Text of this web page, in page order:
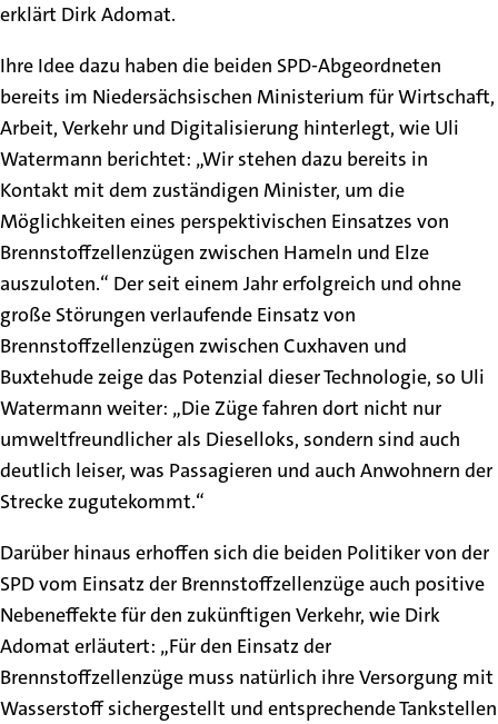
erklärt Dirk Adomat.
Ihre Idee dazu haben die beiden SPD-Abgeordneten
bereits im Niedersächsischen Ministerium für Wirtschaft,
Arbeit, Verkehr und Digitalisierung hinterlegt, wie Uli
Watermann berichtet: „Wir stehen dazu bereits in
Kontakt mit dem zuständigen Minister, um die
Möglichkeiten eines perspektivischen Einsatzes von
Brennstoffzellenzügen zwischen Hameln und Elze
auszuloten.“ Der seit einem Jahr erfolgreich und ohne
große Störungen verlaufende Einsatz von
Brennstoffzellenzügen zwischen Cuxhaven und
Buxtehude zeige das Potenzial dieser Technologie, so Uli
Watermann weiter: „Die Züge fahren dort nicht nur
umweltfreundlicher als Dieselloks, sondern sind auch
deutlich leiser, was Passagieren und auch Anwohnern der
Strecke zugutekommt.“
Darüber hinaus erhoffen sich die beiden Politiker von der
SPD vom Einsatz der Brennstoffzellenzüge auch positive
Nebeneffekte für den zukünftigen Verkehr, wie Dirk
Adomat erläutert: „Für den Einsatz der
Brennstoffzellenzüge muss natürlich ihre Versorgung mit
Wasserstoff sichergestellt und entsprechende Tankstellen